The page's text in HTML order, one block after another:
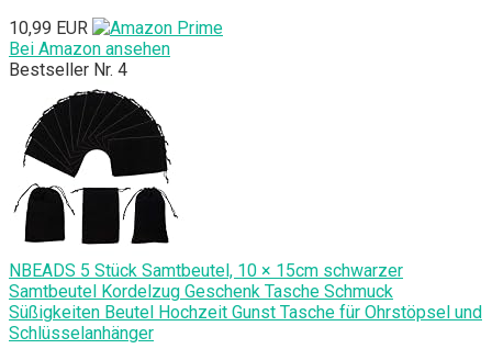
10,99 EUR
Bei Amazon ansehen
Bestseller Nr. 4
NBEADS 5 Stück Samtbeutel, 10 × 15cm schwarzer
Samtbeutel Kordelzug Geschenk Tasche Schmuck
Süßigkeiten Beutel Hochzeit Gunst Tasche für Ohrstöpsel und
Schlüsselanhänger